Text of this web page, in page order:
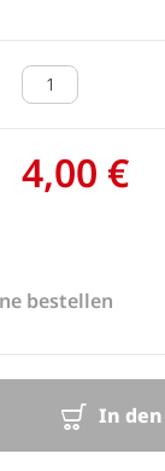
4,00 €
bestellen
In